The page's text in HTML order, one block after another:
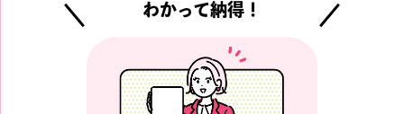
わかって納得！